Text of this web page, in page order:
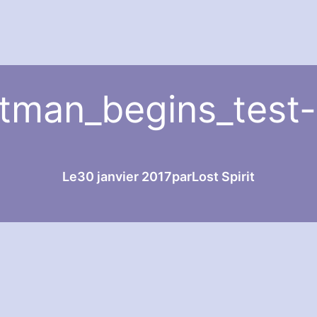
Le30 janvier 2017parLost Spirit